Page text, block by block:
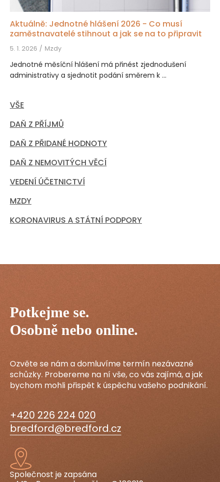
Aktuálně: Jednotné hlášení 2026 - Co musí
zaměstnavatelé stihnout a jak se na to připravit
5. 1. 2026 Mzdy
Jednotné měsíční hlášení má přinést zjednodušení
administrativy a sjednotit podání směrem k ...
VŠE
DAŇ Z PŘÍJMŮ
DAŇ Z PŘIDANÉ HODNOTY
DAŇ Z NEMOVITÝCH VĚCÍ
VEDENÍ ÚČETNICTVÍ
MZDY
KORONAVIRUS A STÁTNÍ PODPORY
Potkejme se.
Osobně nebo online.
Ozvěte se nám a domluvíme termín nezávazné
schůzky. Probereme na ní vše, co vás zajímá, a jak
bychom mohli přispět k úspěchu vašeho podnikání.
+420 226 224 020
bredford@bredford.cz
Společnost je zapsána